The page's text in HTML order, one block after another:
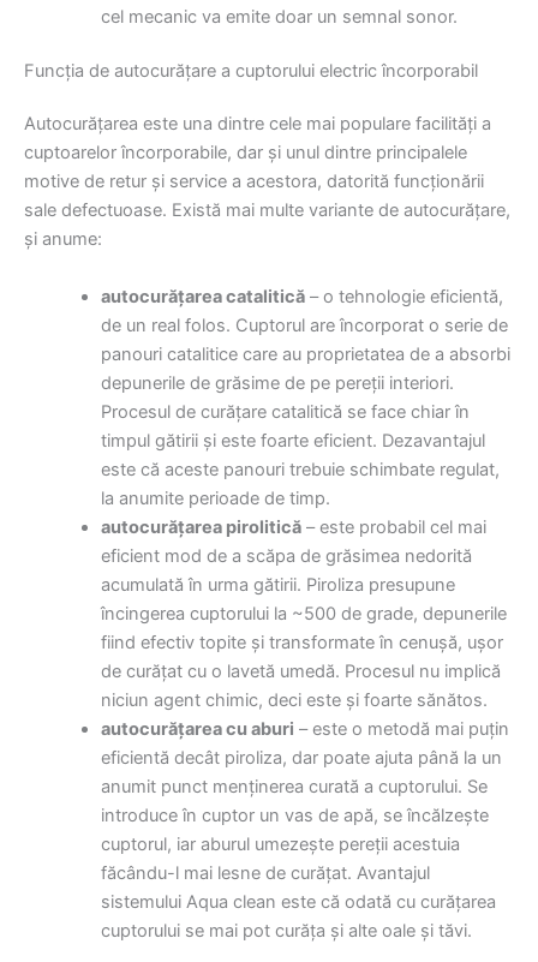
cel mecanic va emite doar un semnal sonor.
Funcția de autocurățare a cuptorului electric încorporabil
Autocurățarea este una dintre cele mai populare facilități a
cuptoarelor încorporabile, dar și unul dintre principalele
motive de retur și service a acestora, datorită funcționării
sale defectuoase. Există mai multe variante de autocurățare,
și anume:
autocurățarea catalitică– o tehnologie eficientă,
de un real folos. Cuptorul are încorporat o serie de
panouri catalitice care au proprietatea de a absorbi
depunerile de grăsime de pe pereții interiori.
Procesul de curățare catalitică se face chiar în
timpul gătirii și este foarte eficient. Dezavantajul
este că aceste panouri trebuie schimbate regulat,
la anumite perioade de timp.
autocurățarea pirolitică– este probabil cel mai
eficient mod de a scăpa de grăsimea nedorită
acumulată în urma gătirii. Piroliza presupune
încingerea cuptorului la ~500 de grade, depunerile
fiind efectiv topite și transformate în cenușă, ușor
de curățat cu o lavetă umedă. Procesul nu implică
niciun agent chimic, deci este și foarte sănătos.
autocurățarea cu aburi – este o metodă mai puțin
eficientă decât piroliza, dar poate ajuta până la un
anumit punct menținerea curată a cuptorului. Se
introduce în cuptor un vas de apă, se încălzește
cuptorul, iar aburul umezește pereții acestuia
făcându-l mai lesne de curățat. Avantajul
sistemului Aqua clean este că odată cu curățarea
cuptorului se mai pot curăța și alte oale și tăvi.